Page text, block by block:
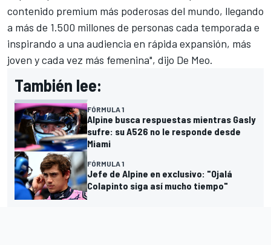
contenido premium más poderosas del mundo, llegando
a más de 1.500 millones de personas cada temporada e
inspirando a una audiencia en rápida expansión, más
joven y cada vez más femenina", dijo De Meo.
También lee:
FÓRMULA 1
Alpine busca respuestas mientras Gasly
sufre: su A526 no le responde desde
Miami
FÓRMULA 1
Jefe de Alpine en exclusivo: "Ojalá
Colapinto siga así mucho tiempo"